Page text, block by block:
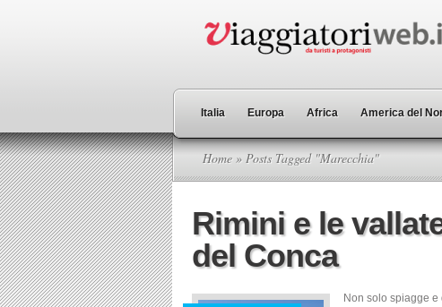
Italia Europa Africa America del
Home » Posts Tagged "Marecchia"
Rimini e le
del Conca
Non solo spiagge